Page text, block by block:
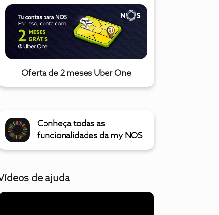
Oferta de 2 meses Uber One
Conheça todas as
funcionalidades da my NOS
de ajuda